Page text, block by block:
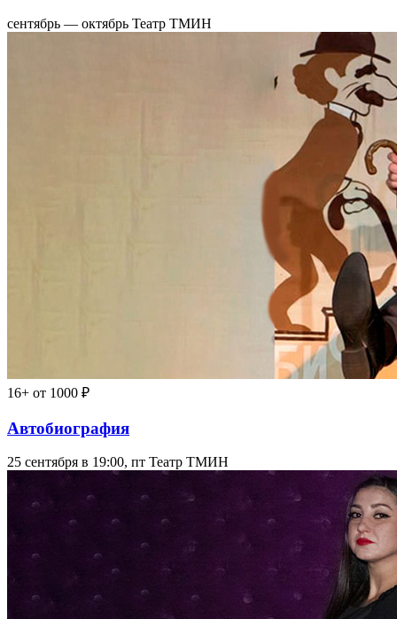
сентябрь — октябрь Театр ТМИН
16+ от 1000 ₽
Автобиография
25 сентября в 19:00, пт Театр ТМИН